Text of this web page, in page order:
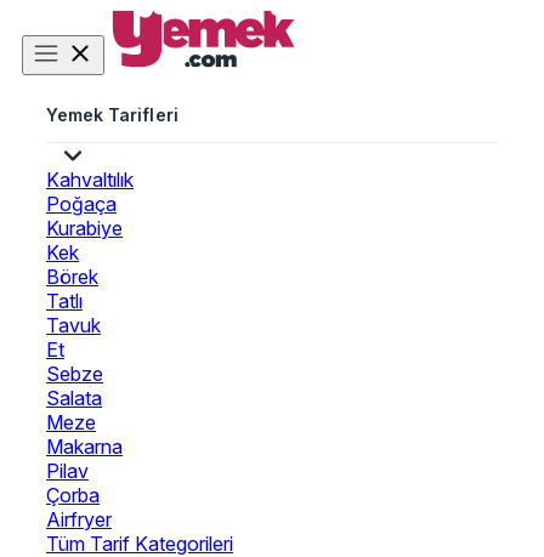
Yemek Tarifleri
Kahvaltılık
Poğaça
Kurabiye
Kek
Börek
Tatlı
Tavuk
Et
Sebze
Salata
Meze
Makarna
Pilav
Çorba
Airfryer
Tüm Tarif Kategorileri